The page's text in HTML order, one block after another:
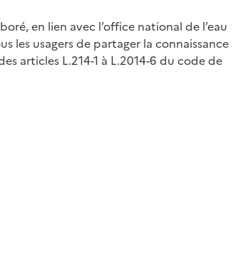
en lien avec l’office national de l’eau
les usagers de partager la connaissance
articles L.214-1 à L.2014-6 du code de